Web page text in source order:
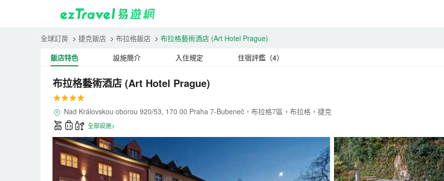
全球訂房 > 捷克飯店 > 布拉格飯店 > 布拉格藝術酒店 (Art Hotel Prague)
飯店特色
設施簡介 入住規定 住宿評鑑（4）
布拉格藝術酒店 (Art Hotel Prague)
Nad Královskou oborou 920/53, 170 00 Praha 7-Bubeneč，布拉格7區，布拉格，捷克
全部設施>